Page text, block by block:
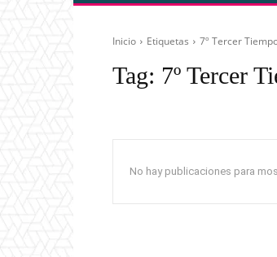
Inicio Etiquetas 7º Tercer
Tag: 7º Tercer
No hay publicaciones para